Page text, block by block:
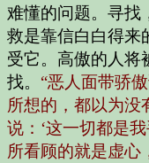
难懂的问题。寻找
救是靠信白白得来
受它。高傲的人将
找。 “恶人面带骄
所想的，都以为没
说：‘这一切都是
所看顾的就是虚心